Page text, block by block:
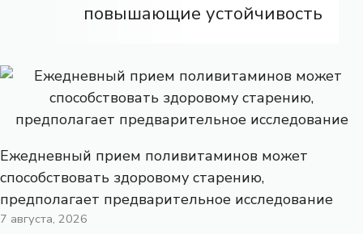
повышающие устойчивость
Ежедневный прием поливитаминов может
способствовать здоровому старению,
предполагает предварительное исследование
7 августа, 2026